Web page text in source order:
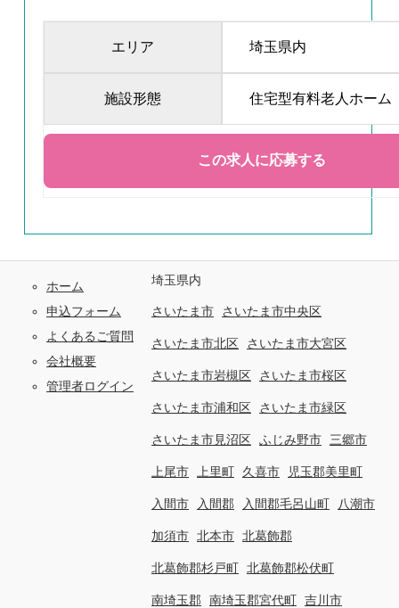
エリア 埼玉県内
施設形態 住宅型有料老人ホーム
ホーム
申込フォーム
よくあるご質問
会社概要
管理者ログイン
埼玉県内
さいたま市 さいたま市中央区
さいたま市北区 さいたま市大宮区
さいたま市岩槻区 さいたま市桜区
さいたま市浦和区 さいたま市緑区
さいたま市見沼区 ふじみ野市 三郷市
上尾市 上里町 久喜市 児玉郡美里町
入間市 入間郡 入間郡毛呂山町 八潮市
加須市 北本市 北葛飾郡
北葛飾郡杉戸町 北葛飾郡松伏町
南埼玉郡 南埼玉郡宮代町 吉川市